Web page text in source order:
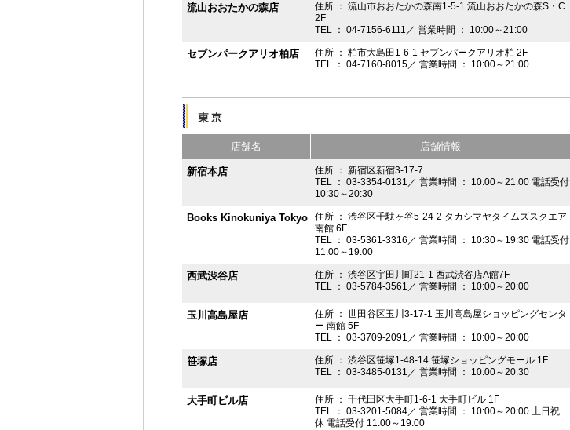
流山おおたかの森店
住所 ： 流山市おおたかの森南1-5-1 流山おおたかの森S・C
2F
TEL ： 04-7156-6111／ 営業時間 ： 10:00～21:00
セブンパークアリオ柏店
住所 ： 柏市大島田1-6-1 セブンパークアリオ柏 2F
TEL ： 04-7160-8015／ 営業時間 ： 10:00～21:00
店舗名 店舗情報
新宿本店
住所 ： 新宿区新宿3-17-7
TEL ： 03-3354-0131／ 営業時間 ： 10:00～21:00 電話受付
10:30～20:30
Books Kinokuniya Tokyo
住所 ： 渋谷区千駄ヶ谷5-24-2 タカシマヤタイムズスクエア
南館 6F
TEL ： 03-5361-3316／ 営業時間 ： 10:30～19:30 電話受付
11:00～19:00
西武渋谷店
住所 ： 渋谷区宇田川町21-1 西武渋谷店A館7F
TEL ： 03-5784-3561／ 営業時間 ： 10:00～20:00
玉川高島屋店
住所 ： 世田谷区玉川3-17-1 玉川高島屋ショッピングセンタ
ー 南館 5F
TEL ： 03-3709-2091／ 営業時間 ： 10:00～20:00
笹塚店
住所 ： 渋谷区笹塚1-48-14 笹塚ショッピングモール 1F
TEL ： 03-3485-0131／ 営業時間 ： 10:00～20:30
大手町ビル店
住所 ： 千代田区大手町1-6-1 大手町ビル 1F
TEL ： 03-3201-5084／ 営業時間 ： 10:00～20:00 土日祝
休 電話受付 11:00～19:00